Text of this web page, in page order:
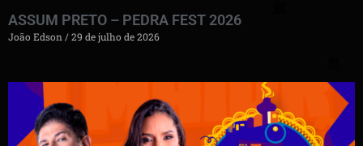
ASSUM PRETO – PEDRA FEST 2026
João Edson 29 de julho de 2026